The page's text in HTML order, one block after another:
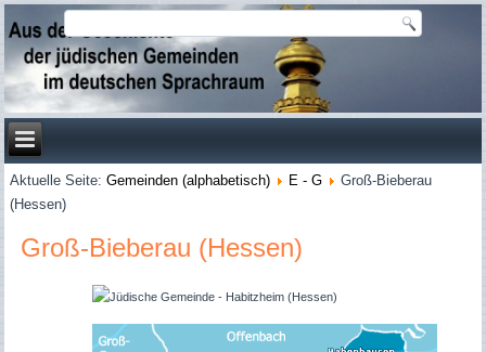
Aktuelle Seite:Gemeinden (alphabetisch) E - G
Groß-Bieberau
(Hessen)
Groß-Bieberau (Hessen)